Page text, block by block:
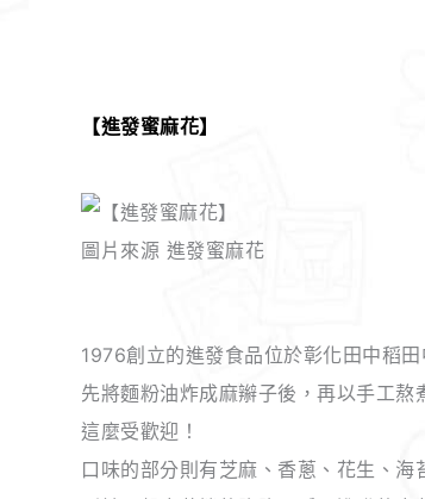
【進發蜜麻花】
圖片來源 進發蜜麻花
1976創立的進發食品位於彰化田中稻
先將麵粉油炸成麻辮子後，再以手工
這麼受歡迎！
口味的部分則有芝麻、香蔥、花生、海